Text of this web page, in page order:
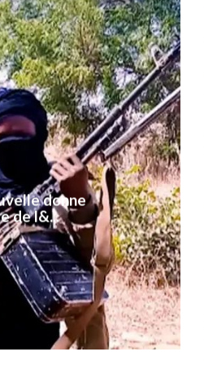
4 AOÛT 2026
2026
3 AOÛT 2026
donne
de l&...